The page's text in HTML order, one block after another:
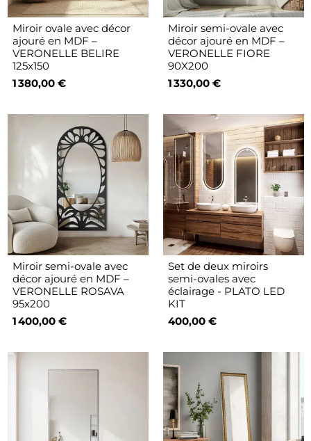
Miroir ovale avec décor
ajouré en MDF –
VERONELLE BELIRE
125x150
1 380,00 €
Miroir semi-ovale avec
décor ajouré en MDF –
VERONELLE FIORE
90X200
1 330,00 €
Miroir semi-ovale avec
décor ajouré en MDF –
VERONELLE ROSAVA
95x200
1 400,00 €
Set de deux miroirs
semi-ovales avec
éclairage - PLATO LED
KIT
400,00 €